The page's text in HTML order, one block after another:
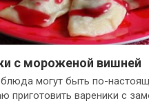
с мороженой вишней
могут быть по-
приготовить вареники с